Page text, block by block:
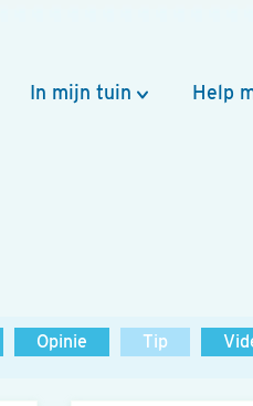
In mijn tuin Help
Opinie Tip